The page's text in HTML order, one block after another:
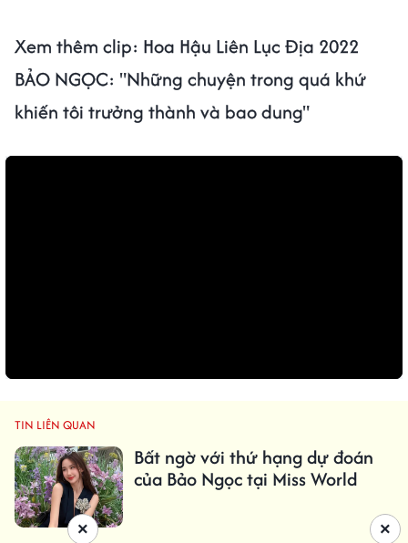
Xem thêm clip: Hoa Hậu Liên Lục Địa 2022
BẢO NGỌC: "Những chuyện trong quá khứ
khiến tôi trưởng thành và bao dung"
TIN LIÊN QUAN
Bất ngờ với thứ hạng dự đoán
của Bảo Ngọc tại Miss World
×
×